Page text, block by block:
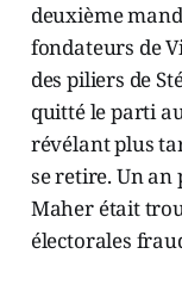
deuxième
fondateurs de
des piliers de
quitté le parti
révélant plus
se retire. Un an
Maher était
électorales